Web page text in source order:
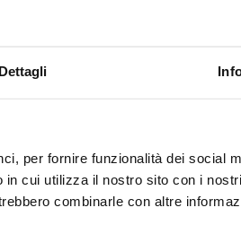
Dettagli
per fornire funzionalità dei social
cui utilizza il nostro sito con i
combinarle con altre